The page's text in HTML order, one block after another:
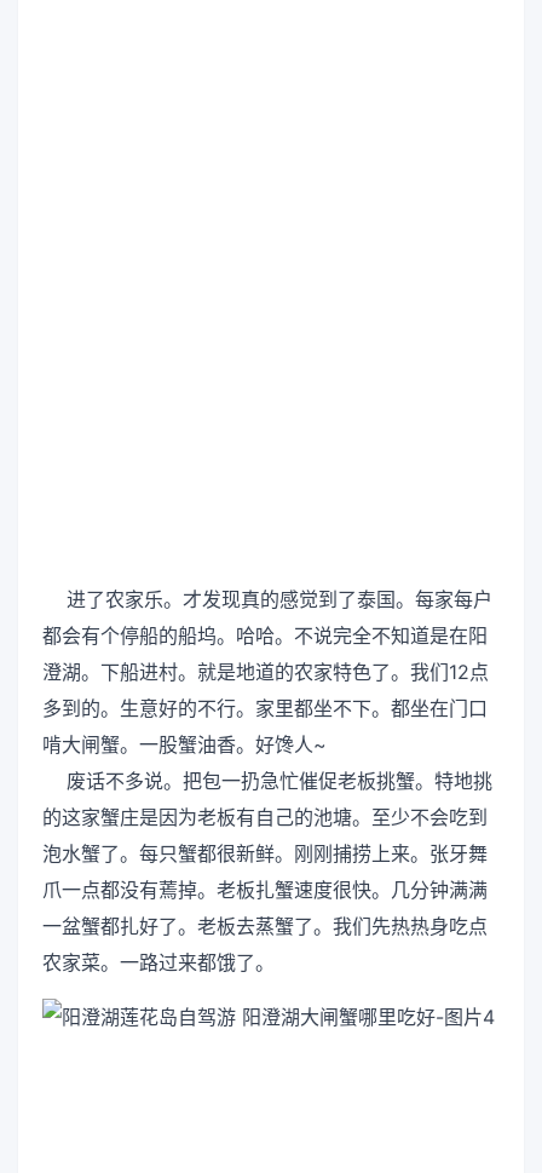
进了农家乐。才发现真的感觉到了泰国。每家每户
都会有个停船的船坞。哈哈。不说完全不知道是在阳
澄湖。下船进村。就是地道的农家特色了。我们12点
多到的。生意好的不行。家里都坐不下。都坐在门口
啃大闸蟹。一股蟹油香。好馋人~
废话不多说。把包一扔急忙催促老板挑蟹。特地挑
的这家蟹庄是因为老板有自己的池塘。至少不会吃到
泡水蟹了。每只蟹都很新鲜。刚刚捕捞上来。张牙舞
爪一点都没有蔫掉。老板扎蟹速度很快。几分钟满满
一盆蟹都扎好了。老板去蒸蟹了。我们先热热身吃点
农家菜。一路过来都饿了。